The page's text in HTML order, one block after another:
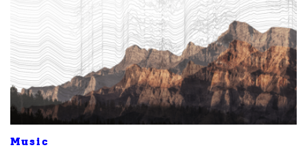
Music
ค้นหา
SHARE TWEET EMAIL